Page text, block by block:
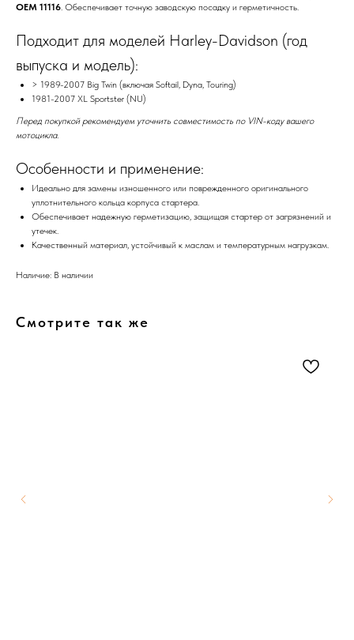
OEM 11116. Обеспечивает точную заводскую посадку и герметичность.
Подходит для моделей Harley-Davidson (год
выпуска и модель):
> 1989-2007 Big Twin (включая Softail, Dyna, Touring)
1981-2007 XL Sportster (NU)
Перед покупкой рекомендуем уточнить совместимость по VIN-коду вашего
мотоцикла.
Особенности и применение:
Идеально для замены изношенного или поврежденного оригинального
уплотнительного кольца корпуса стартера.
Обеспечивает надежную герметизацию, защищая стартер от загрязнений и
утечек.
Качественный материал, устойчивый к маслам и температурным нагрузкам.
Наличие: В наличии
Смотрите так же